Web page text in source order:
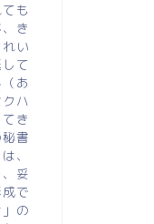
も
き
い
て
あ
ハ
き
書
、
妥
で
の